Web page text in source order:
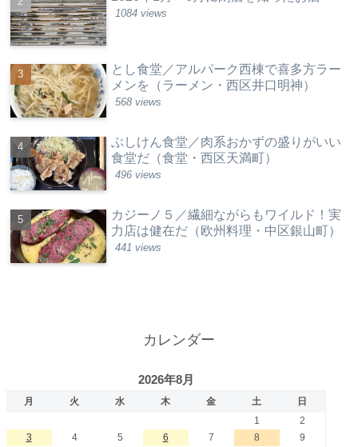
1084 views
とし食堂／アルパーク西棟で喜多方ラー
メンを（ラーメン・西区井口明神）
568 views
ぶしけん食堂／肉系おかずの盛りがいい
食堂だ（食堂・西区天満町）
496 views
カジーノ５／繊細ながらもワイルド！実
力店は健在だ（欧州料理・中区銀山町）
441 views
カレンダー
2026年8月
月 火 水 木 金 土
日
1
2
3
4 5 6 7 8
9